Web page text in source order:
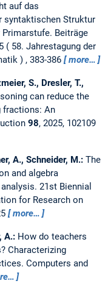
auf das
syntaktischen Struktur
Primarstufe. Beiträge
58. Jahrestagung der
, 383-386 more…
S., Dresler, T.,
can reduce the
fractions: An
98, 2025, 102109
A., Schneider, M.: The
and algebra
21st Biennial
for Research on
more…
A.: How do teachers
Characterizing
Computers and